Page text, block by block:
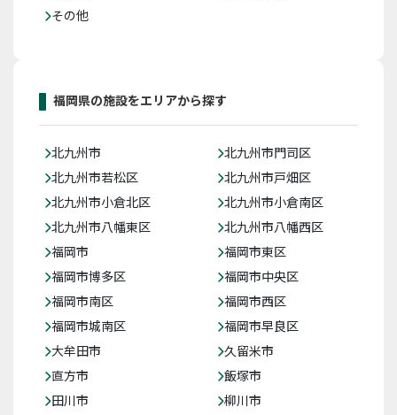
その他
福岡県の施設をエリアから探す
北九州市
北九州市門司区
北九州市若松区
北九州市戸畑区
北九州市小倉北区
北九州市小倉南区
北九州市八幡東区
北九州市八幡西区
福岡市
福岡市東区
福岡市博多区
福岡市中央区
福岡市南区
福岡市西区
福岡市城南区
福岡市早良区
大牟田市
久留米市
直方市
飯塚市
田川市
柳川市